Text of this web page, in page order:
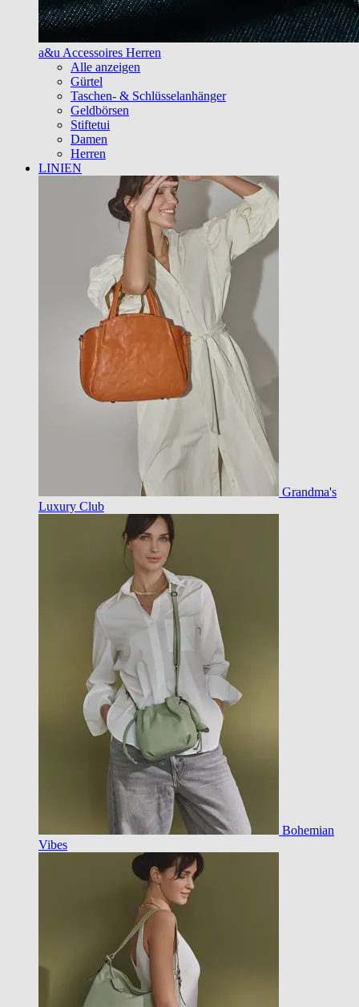
a&u Accessoires Herren
Alle anzeigen
Gürtel
Taschen- & Schlüsselanhänger
Geldbörsen
Stiftetui
Damen
Herren
LINIEN
Grandma's
Luxury Club
Bohemian
Vibes